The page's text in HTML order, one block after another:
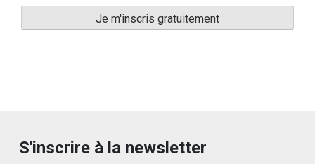
S'inscrire à la newsletter